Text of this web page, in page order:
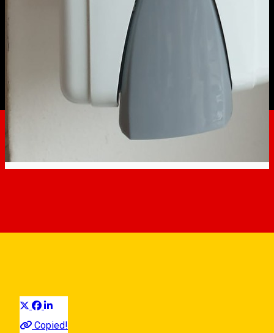
dezinfectant la scările de bloc
Copied!
Primăria Sibiu a demarat luni, 13 aprilie acțiunea de montare a
dispozitivelor cu gel dezinfectant la intrarea în scările de bloc